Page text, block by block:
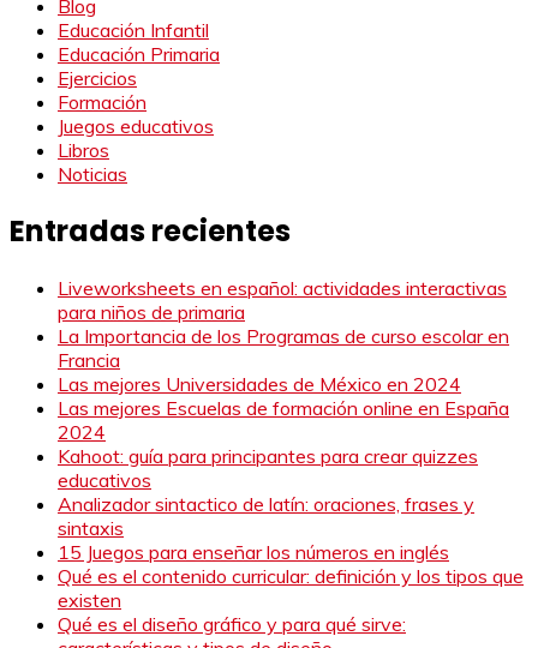
Blog
Educación Infantil
Educación Primaria
Ejercicios
Formación
Juegos educativos
Libros
Noticias
Entradas recientes
Liveworksheets en español: actividades interactivas
para niños de primaria
La Importancia de los Programas de curso escolar en
Francia
Las mejores Universidades de México en 2024
Las mejores Escuelas de formación online en España
2024
Kahoot: guía para principantes para crear quizzes
educativos
Analizador sintactico de latín: oraciones, frases y
sintaxis
15 Juegos para enseñar los números en inglés
Qué es el contenido curricular: definición y los tipos que
existen
Qué es el diseño gráfico y para qué sirve: